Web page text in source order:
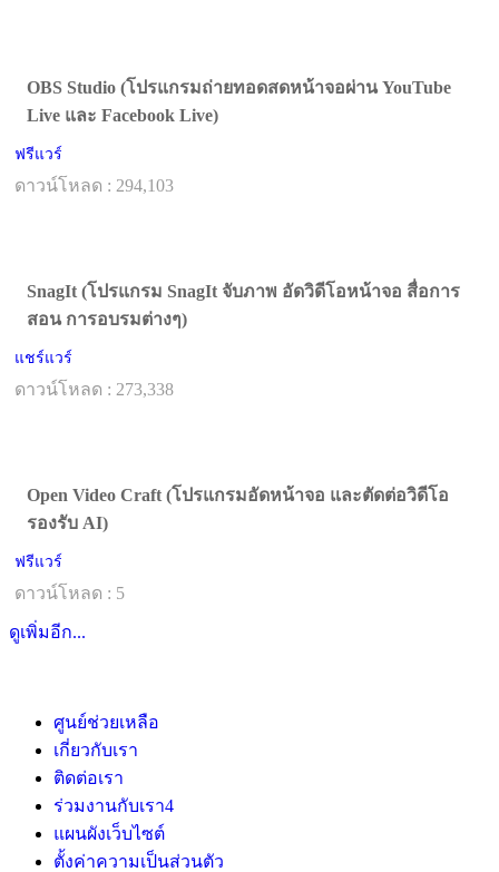
OBS Studio (โปรแกรมถ่ายทอดสดหน้าจอผ่าน YouTube
Live และ Facebook Live)
ฟรีแวร์
ดาวน์โหลด : 294,103
SnagIt (โปรแกรม SnagIt จับภาพ อัดวิดีโอหน้าจอ สื่อการ
สอน การอบรมต่างๆ)
แชร์แวร์
ดาวน์โหลด : 273,338
Open Video Craft (โปรแกรมอัดหน้าจอ และตัดต่อวิดีโอ
รองรับ AI)
ฟรีแวร์
ดาวน์โหลด : 5
ดูเพิ่มอีก...
ศูนย์ช่วยเหลือ
เกี่ยวกับเรา
ติดต่อเรา
ร่วมงานกับเรา4
แผนผังเว็บไซต์
ตั้งค่าความเป็นส่วนตัว